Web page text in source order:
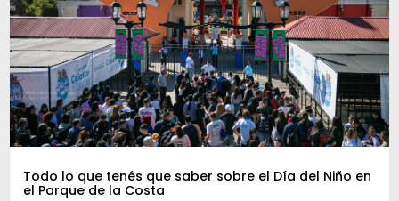
Todo lo que tenés que saber sobre el Día del Niño en
el Parque de la Costa